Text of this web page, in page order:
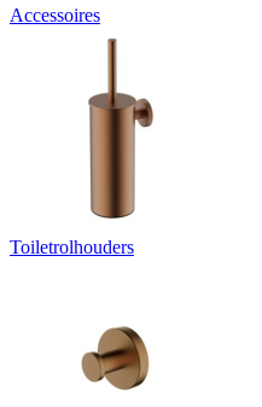
Accessoires
Toiletrolhouders